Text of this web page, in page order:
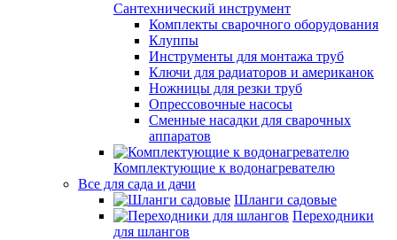
Сантехнический инструмент
Комплекты сварочного оборудования
Клуппы
Инструменты для монтажа труб
Ключи для радиаторов и американок
Ножницы для резки труб
Опрессовочные насосы
Сменные насадки для сварочных
аппаратов
Комплектующие к водонагревателю
Все для сада и дачи
Шланги садовые
Переходники
для шлангов